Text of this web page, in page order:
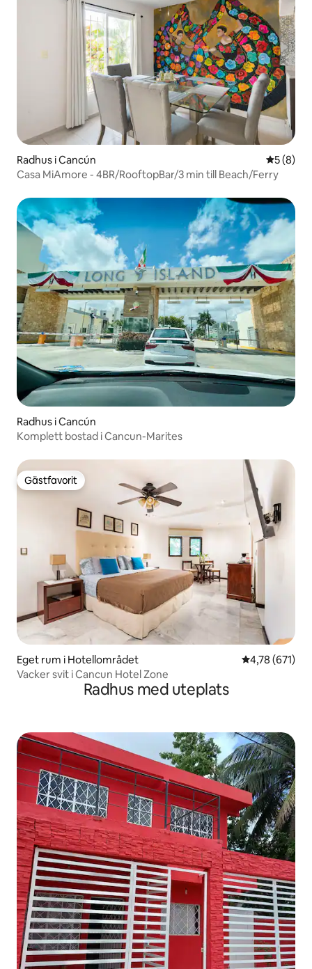
Radhus i Cancún 5 av 5 i
5 (8)
Casa MiAmore - 4BR/RooftopBar/3 min till Beach/Ferry
Radhus i Cancún
Komplett bostad i Cancun-Marites
Gästfavorit
Gästfavorit
Eget rum i Hotellområdet 4,78 av 5 i
4,78 (671)
Vacker svit i Cancun Hotel Zone
Radhus med uteplats